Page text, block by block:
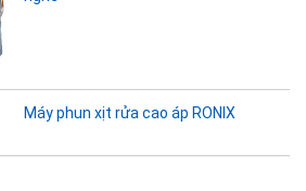
Máy phun xịt rửa cao áp RONIX